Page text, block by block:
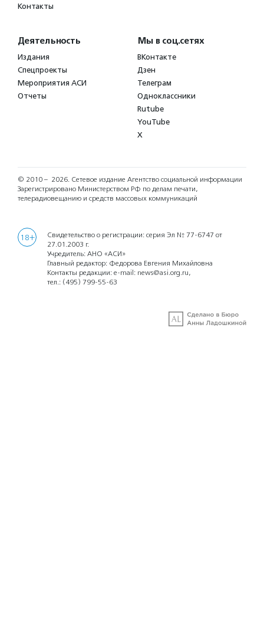
Контакты
Деятельность
Издания
Спецпроекты
Мероприятия АСИ
Отчеты
Мы в соц.сетях
ВКонтакте
Дзен
Телеграм
Одноклассники
Rutube
YouTube
X
© 2010 – 2026. Сетевое издание Агентство социальной информации
Зарегистрировано Министерством РФ по делам печати,
телерадиовещанию и средств массовых коммуникаций
18+
Свидетельство о регистрации: серия Эл № 77-6747 от
27.01.2003 г.
Учредитель: АНО «АСИ»
Главный редактор: Федорова Евгения Михайловна
Контакты редакции: e-mail: news@asi.org.ru,
тел.: (495) 799-55-63